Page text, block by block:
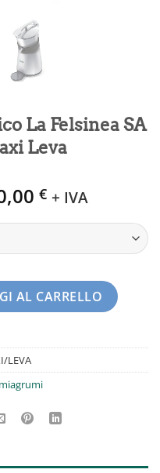
La Felsinea SA
Leva
€ + IVA
SA Maxi/SA Maxi
AL CARRELLO
LEVA